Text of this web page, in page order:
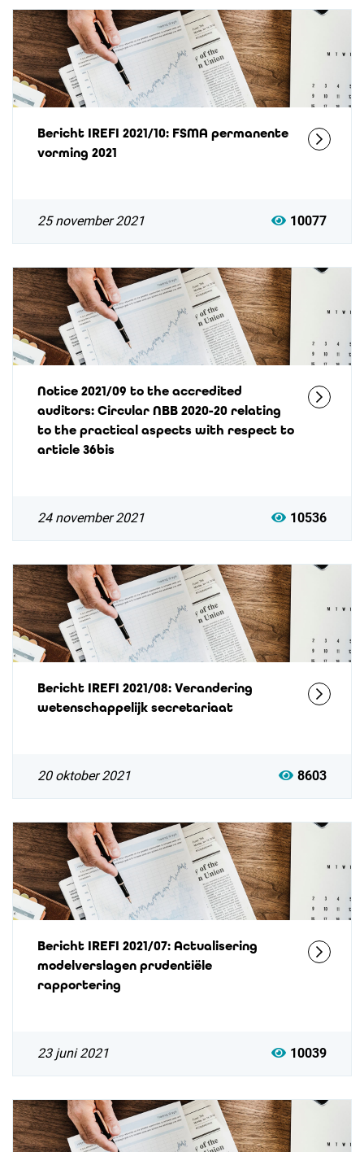
Bericht IREFI 2021/10: FSMA permanente
vorming 2021
25 november 2021 10077
Notice 2021/09 to the accredited
auditors: Circular NBB 2020-20 relating
to the practical aspects with respect to
article 36bis
24 november 2021 10536
Bericht IREFI 2021/08: Verandering
wetenschappelijk secretariaat
20 oktober 2021 8603
Bericht IREFI 2021/07: Actualisering
modelverslagen prudentiële
rapportering
23 juni 2021 10039